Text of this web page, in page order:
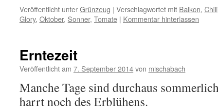
Veröffentlicht unterGrünzeug | Verschlagwortet mit Balkon, Chili
Glory, Oktober, Sonner, Tomate | Kommentar hinterlassen
Erntezeit
Veröffentlicht am 7. September 2014von mischabach
Manche Tage sind durchaus
harrt noch des Erblühens.